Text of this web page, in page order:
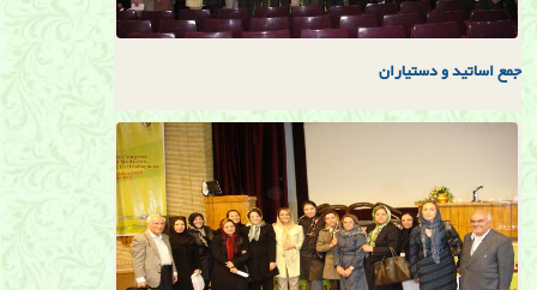
جمع اساتيد و دستياران